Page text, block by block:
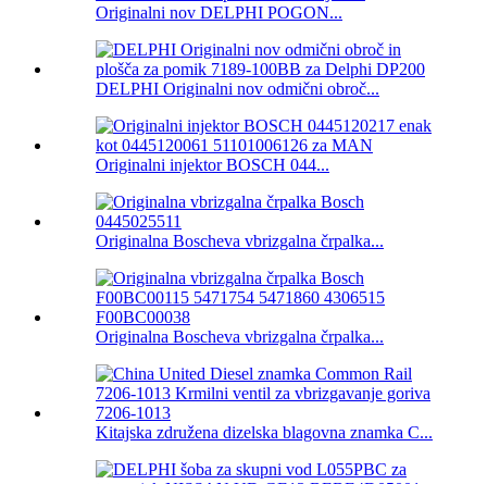
Originalni nov DELPHI POGON...
DELPHI Originalni nov odmični obroč...
Originalni injektor BOSCH 044...
Originalna Boscheva vbrizgalna črpalka...
Originalna Boscheva vbrizgalna črpalka...
Kitajska združena dizelska blagovna znamka C...